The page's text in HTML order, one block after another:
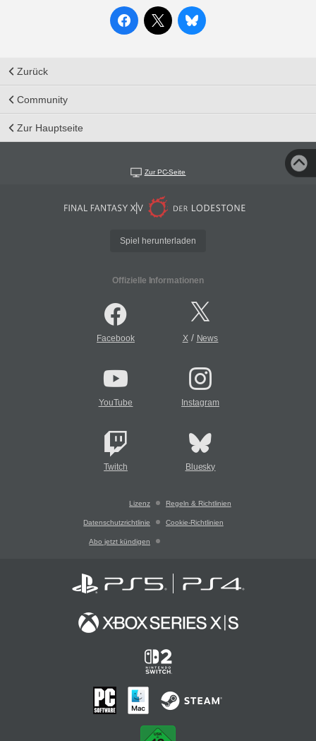
Zurück
Community
Zur Hauptseite
Zur PC-Seite
Spiel herunterladen
Offizielle Informationen
Facebook X/ News
YouTube Instagram
Twitch Bluesky
Lizenz Regeln & Richtlinien
Datenschutzrichtlinie Cookie-Richtlinien
Abo jetzt kündigen